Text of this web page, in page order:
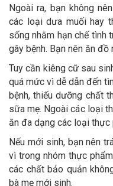
Ngoài ra, bạn không
các loại dưa muối hay
sống nhằm hạn chế tình
gây bệnh. Bạn nên ăn
Tuy cần kiêng cữ sau
quá mức vì dễ dẫn đến
bệnh, thiếu dưỡng chất
sữa mẹ. Ngoài các loại
ăn đa dạng các loại thực
Nếu mới sinh, bạn nên
vì trong nhóm thực
các chất bảo quản
bà mẹ mới sinh.